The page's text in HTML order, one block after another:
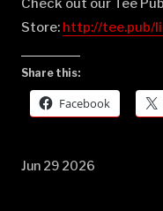
Check out our Tee
Store: ⁠⁠⁠⁠⁠⁠⁠⁠⁠⁠⁠⁠⁠⁠⁠⁠⁠⁠⁠⁠⁠⁠⁠⁠⁠⁠⁠⁠⁠⁠⁠⁠⁠⁠⁠⁠⁠⁠⁠⁠⁠⁠⁠⁠⁠⁠⁠⁠⁠⁠⁠⁠⁠⁠⁠⁠⁠⁠⁠⁠⁠⁠⁠⁠⁠http://tee.pub/
Share this:
Facebook
Jun 29 2026